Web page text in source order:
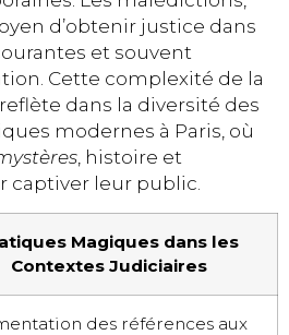
d’obtenir justice dans
et souvent
Cette complexité de la
dans la diversité des
modernes à Paris, où
, histoire et
captiver leur public.
Magiques dans les
Contextes Judiciaires
des références aux